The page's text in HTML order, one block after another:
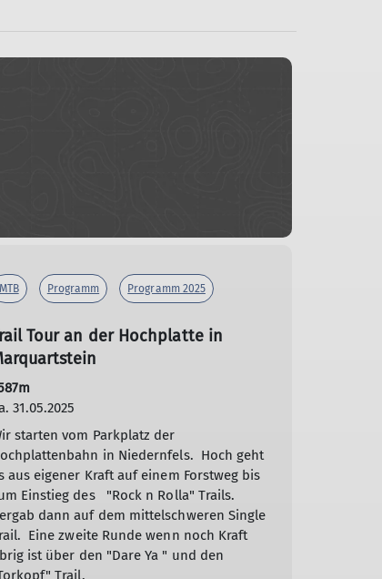
MTB Programm Programm 2025
Tour an der Hochplatte in
31.05.2025
starten vom Parkplatz der
in Niedernfels. Hoch geht
aus eigener Kraft auf einem Forstweg bis
Einstieg des "Rock n Rolla" Trails.
dann auf dem mittelschweren Single
Eine zweite Runde wenn noch Kraft
ist über den "Dare Ya " und den
Trail.